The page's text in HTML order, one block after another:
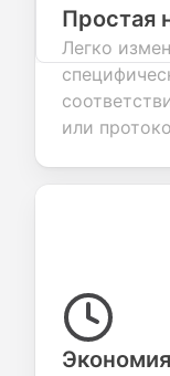
Простая
Легко
или